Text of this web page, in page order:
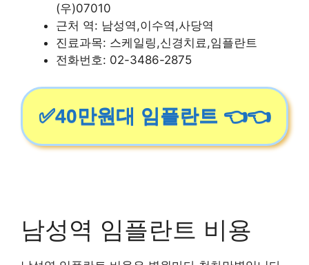
(우)07010
근처 역: 남성역,이수역,사당역
진료과목: 스케일링,신경치료,임플란트
전화번호: 02-3486-2875
✅40만원대 임플란트 👈👈
남성역 임플란트 비용